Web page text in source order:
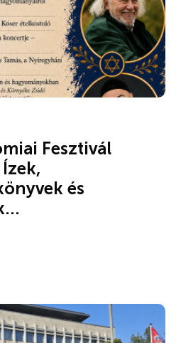
Fesztivál
és